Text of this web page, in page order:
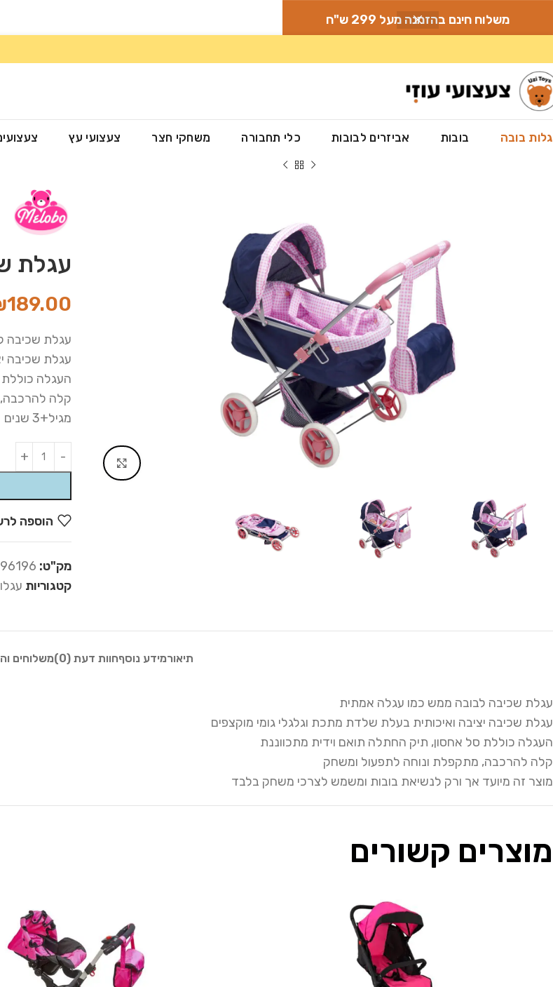
משלוח חינם בהזמנה מעל 299 ש"ח
בובה בובות אביזרים לבובות כלי תחבורה משחקי חצר צעצועי עץ
Click to enlarge
עגלת
189.00
עגלת שכיבה
עגלת שכיבה
העגלה כוללת
קלה
מגיל+3 שנים
Alternative:
הוספה
מק"ט: (16-417)
קטגוריות
תיאורמידע נוסףחוות דעת (0) משלוחים
עגלת שכיבה לבובה ממש כמו עגלה אמתית
עגלת שכיבה יציבה ואיכותית בעלת שלדת מתכת וגלגלי גומי מוקצפים
העגלה כוללת סל אחסון, תיק החתלה תואם וידית מתכווננת
קלה להרכבה, מתקפלת ונוחה לתפעול ומשחק
מוצר זה מיועד אך ורק לנשיאת בובות ומשמש לצרכי משחק בלבד
מוצרים קשורים